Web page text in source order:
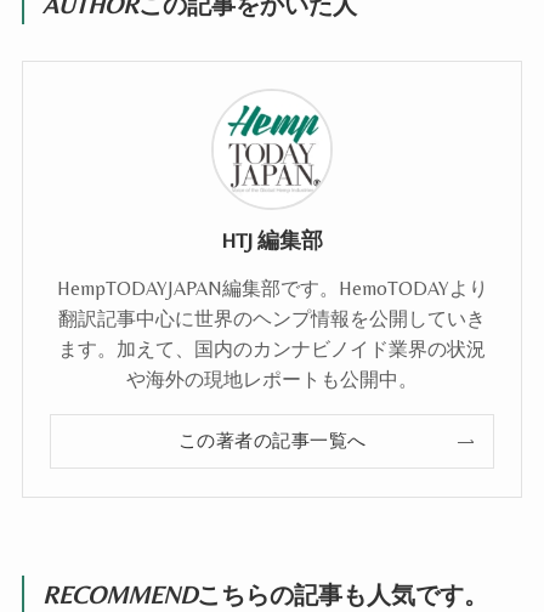
HTJ 編集部
HempTODAYJAPAN編集部です。HemoTODAYより
翻訳記事中心に世界のヘンプ情報を公開していき
ます。加えて、国内のカンナビノイド業界の状況
や海外の現地レポートも公開中。
この著者の記事一覧へ
RECOMMENDこちらの記事も人気です。